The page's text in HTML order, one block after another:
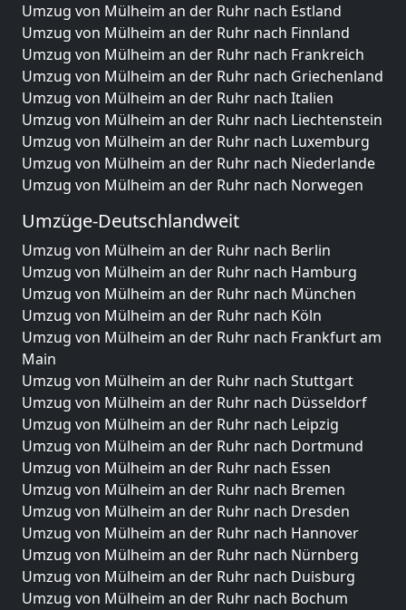
Umzug von Mülheim an der Ruhr nach Estland
Umzug von Mülheim an der Ruhr nach Finnland
Umzug von Mülheim an der Ruhr nach Frankreich
Umzug von Mülheim an der Ruhr nach Griechenland
Umzug von Mülheim an der Ruhr nach Italien
Umzug von Mülheim an der Ruhr nach Liechtenstein
Umzug von Mülheim an der Ruhr nach Luxemburg
Umzug von Mülheim an der Ruhr nach Niederlande
Umzug von Mülheim an der Ruhr nach Norwegen
Umzüge-Deutschlandweit
Umzug von Mülheim an der Ruhr nach Berlin
Umzug von Mülheim an der Ruhr nach Hamburg
Umzug von Mülheim an der Ruhr nach München
Umzug von Mülheim an der Ruhr nach Köln
Umzug von Mülheim an der Ruhr nach Frankfurt am
Main
Umzug von Mülheim an der Ruhr nach Stuttgart
Umzug von Mülheim an der Ruhr nach Düsseldorf
Umzug von Mülheim an der Ruhr nach Leipzig
Umzug von Mülheim an der Ruhr nach Dortmund
Umzug von Mülheim an der Ruhr nach Essen
Umzug von Mülheim an der Ruhr nach Bremen
Umzug von Mülheim an der Ruhr nach Dresden
Umzug von Mülheim an der Ruhr nach Hannover
Umzug von Mülheim an der Ruhr nach Nürnberg
Umzug von Mülheim an der Ruhr nach Duisburg
Umzug von Mülheim an der Ruhr nach Bochum